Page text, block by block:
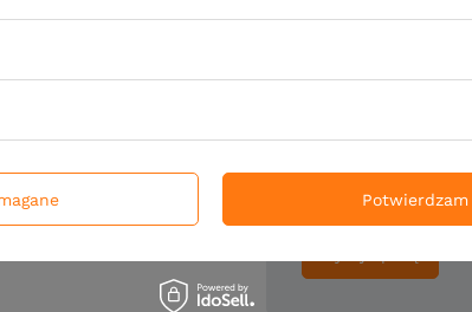
Dodaj własne